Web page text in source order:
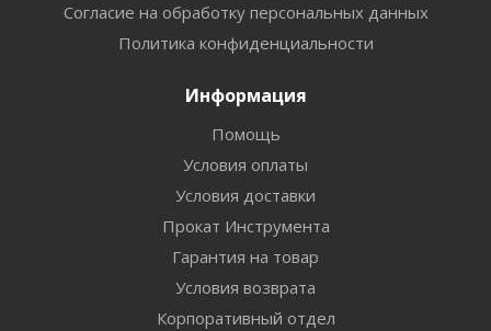
Согласие на обработку персональных данных
Политика конфиденциальности
Информация
Помощь
Условия оплаты
Условия доставки
Прокат Инструмента
Гарантия на товар
Условия возврата
Корпоративный отдел